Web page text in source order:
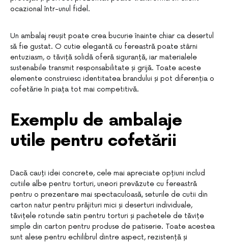
ocazional într-unul fidel.
Un ambalaj reușit poate crea bucurie înainte chiar ca desertul
să fie gustat. O cutie elegantă cu fereastră poate stârni
entuziasm, o tăviță solidă oferă siguranță, iar materialele
sustenabile transmit responsabilitate și grijă. Toate aceste
elemente construiesc identitatea brandului și pot diferenția o
cofetărie în piața tot mai competitivă.
Exemplu de ambalaje
utile pentru cofetării
Dacă cauți idei concrete, cele mai apreciate opțiuni includ
cutiile albe pentru torturi, uneori prevăzute cu fereastră
pentru o prezentare mai spectaculoasă, seturile de cutii din
carton natur pentru prăjituri mici și deserturi individuale,
tăvițele rotunde satin pentru torturi și pachetele de tăvițe
simple din carton pentru produse de patiserie. Toate acestea
sunt alese pentru echilibrul dintre aspect, rezistență și